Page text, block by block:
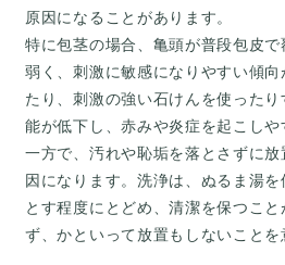
原因になることがあります。
特に包茎の場合、亀頭が普段包皮
弱く、刺激に敏感になりやすい傾
たり、刺激の強い石けんを使った
能が低下し、赤みや炎症を起こしや
一方で、汚れや恥垢を落とさずに
因になります。洗浄は、ぬるま湯
とす程度にとどめ、清潔を保つこ
ず、かといって放置もしないことを